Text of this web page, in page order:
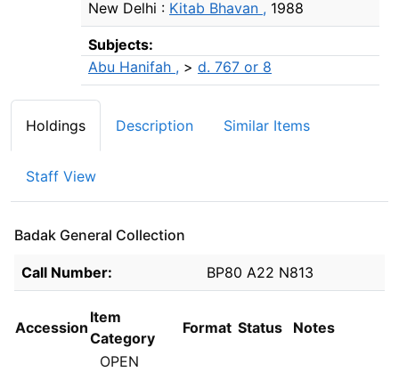
New Delhi : Kitab Bhavan , 1988
Subjects:
Abu Hanifah , > d. 767 or 8
Holdings Description Similar Items
Staff View
Badak General Collection
Holdings details from Badak General Collection
Call Number: BP80 A22 N813
Accession
Item
Category
Format Status Notes
OPEN